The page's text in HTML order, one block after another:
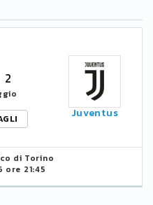
2
Juventus
di Torino
ore 21:45